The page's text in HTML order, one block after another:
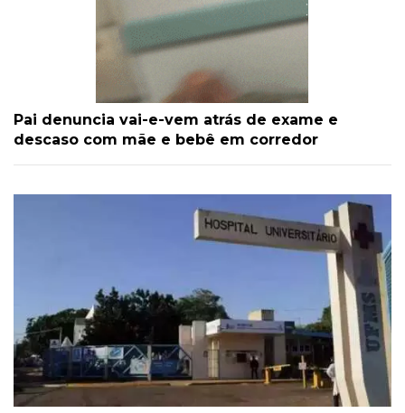
Pai denuncia vai-e-vem atrás de exame e
descaso com mãe e bebê em corredor